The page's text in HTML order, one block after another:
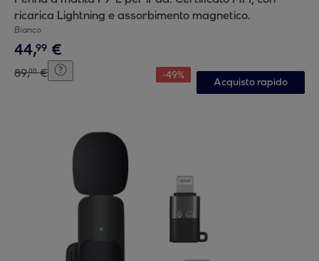
ricarica Lightning e assorbimento magnetico.
Bianco
44,99 €
89,00 € -49%
Acquisto rapido